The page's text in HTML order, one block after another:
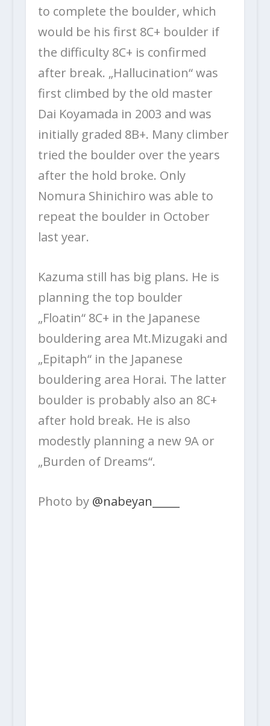
to complete the boulder, which
would be his first 8C+ boulder if
the difficulty 8C+ is confirmed
after break. „Hallucination“ was
first climbed by the old master
Dai Koyamada in 2003 and was
initially graded 8B+. Many climber
tried the boulder over the years
after the hold broke. Only
Nomura Shinichiro was able to
repeat the boulder in October
last year.
Kazuma still has big plans. He is
planning the top boulder
„Floatin“ 8C+ in the Japanese
bouldering area Mt.Mizugaki and
„Epitaph“ in the Japanese
bouldering area Horai. The latter
boulder is probably also an 8C+
after hold break. He is also
modestly planning a new 9A or
„Burden of Dreams“.
Photo by @nabeyan_____